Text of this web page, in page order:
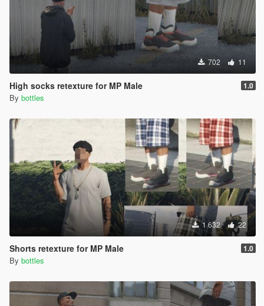
702 11
High socks retexture for MP Male 1.0
By bottles
1 632 22
Shorts retexture for MP Male 1.0
By bottles